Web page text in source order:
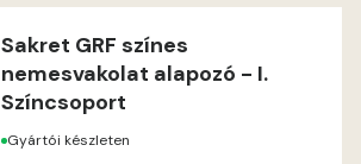
Indian-yellow D
Lilac B
Sakret GRF színes
nemesvakolat alapozó - I.
Színcsoport
Gyártói készleten